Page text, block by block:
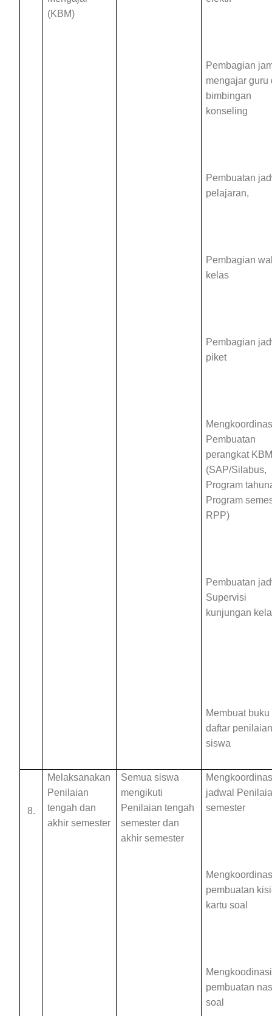
(KBM)
Pembagian
mengajar guru
bimbingan
konseling
Pembuatan
pelajaran,
Pembagian
kelas
Pembagian
piket
Pembuatan
perangkat KBM
(SAP/Silabus,
Program
Program
RPP)
Pembuatan
Supervisi
kunjungan
Membuat buku
daftar penilaian
siswa
8.
Melaksanakan
Penilaian
tengah dan
akhir semester
Semua siswa
mengikuti
Penilaian tengah
semester dan
akhir semester
jadwal
semester
Mengkoor
pembuatan
kartu soal
pembuatan
soal